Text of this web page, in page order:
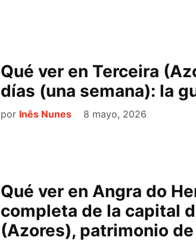
Qué ver en Terceira
días (una semana): la
por Inês Nunes 8 mayo, 2026
Qué ver en Angra do
completa de la capital
(Azores), patrimonio